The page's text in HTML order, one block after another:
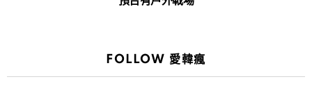
FOLLOW 愛韓瘋